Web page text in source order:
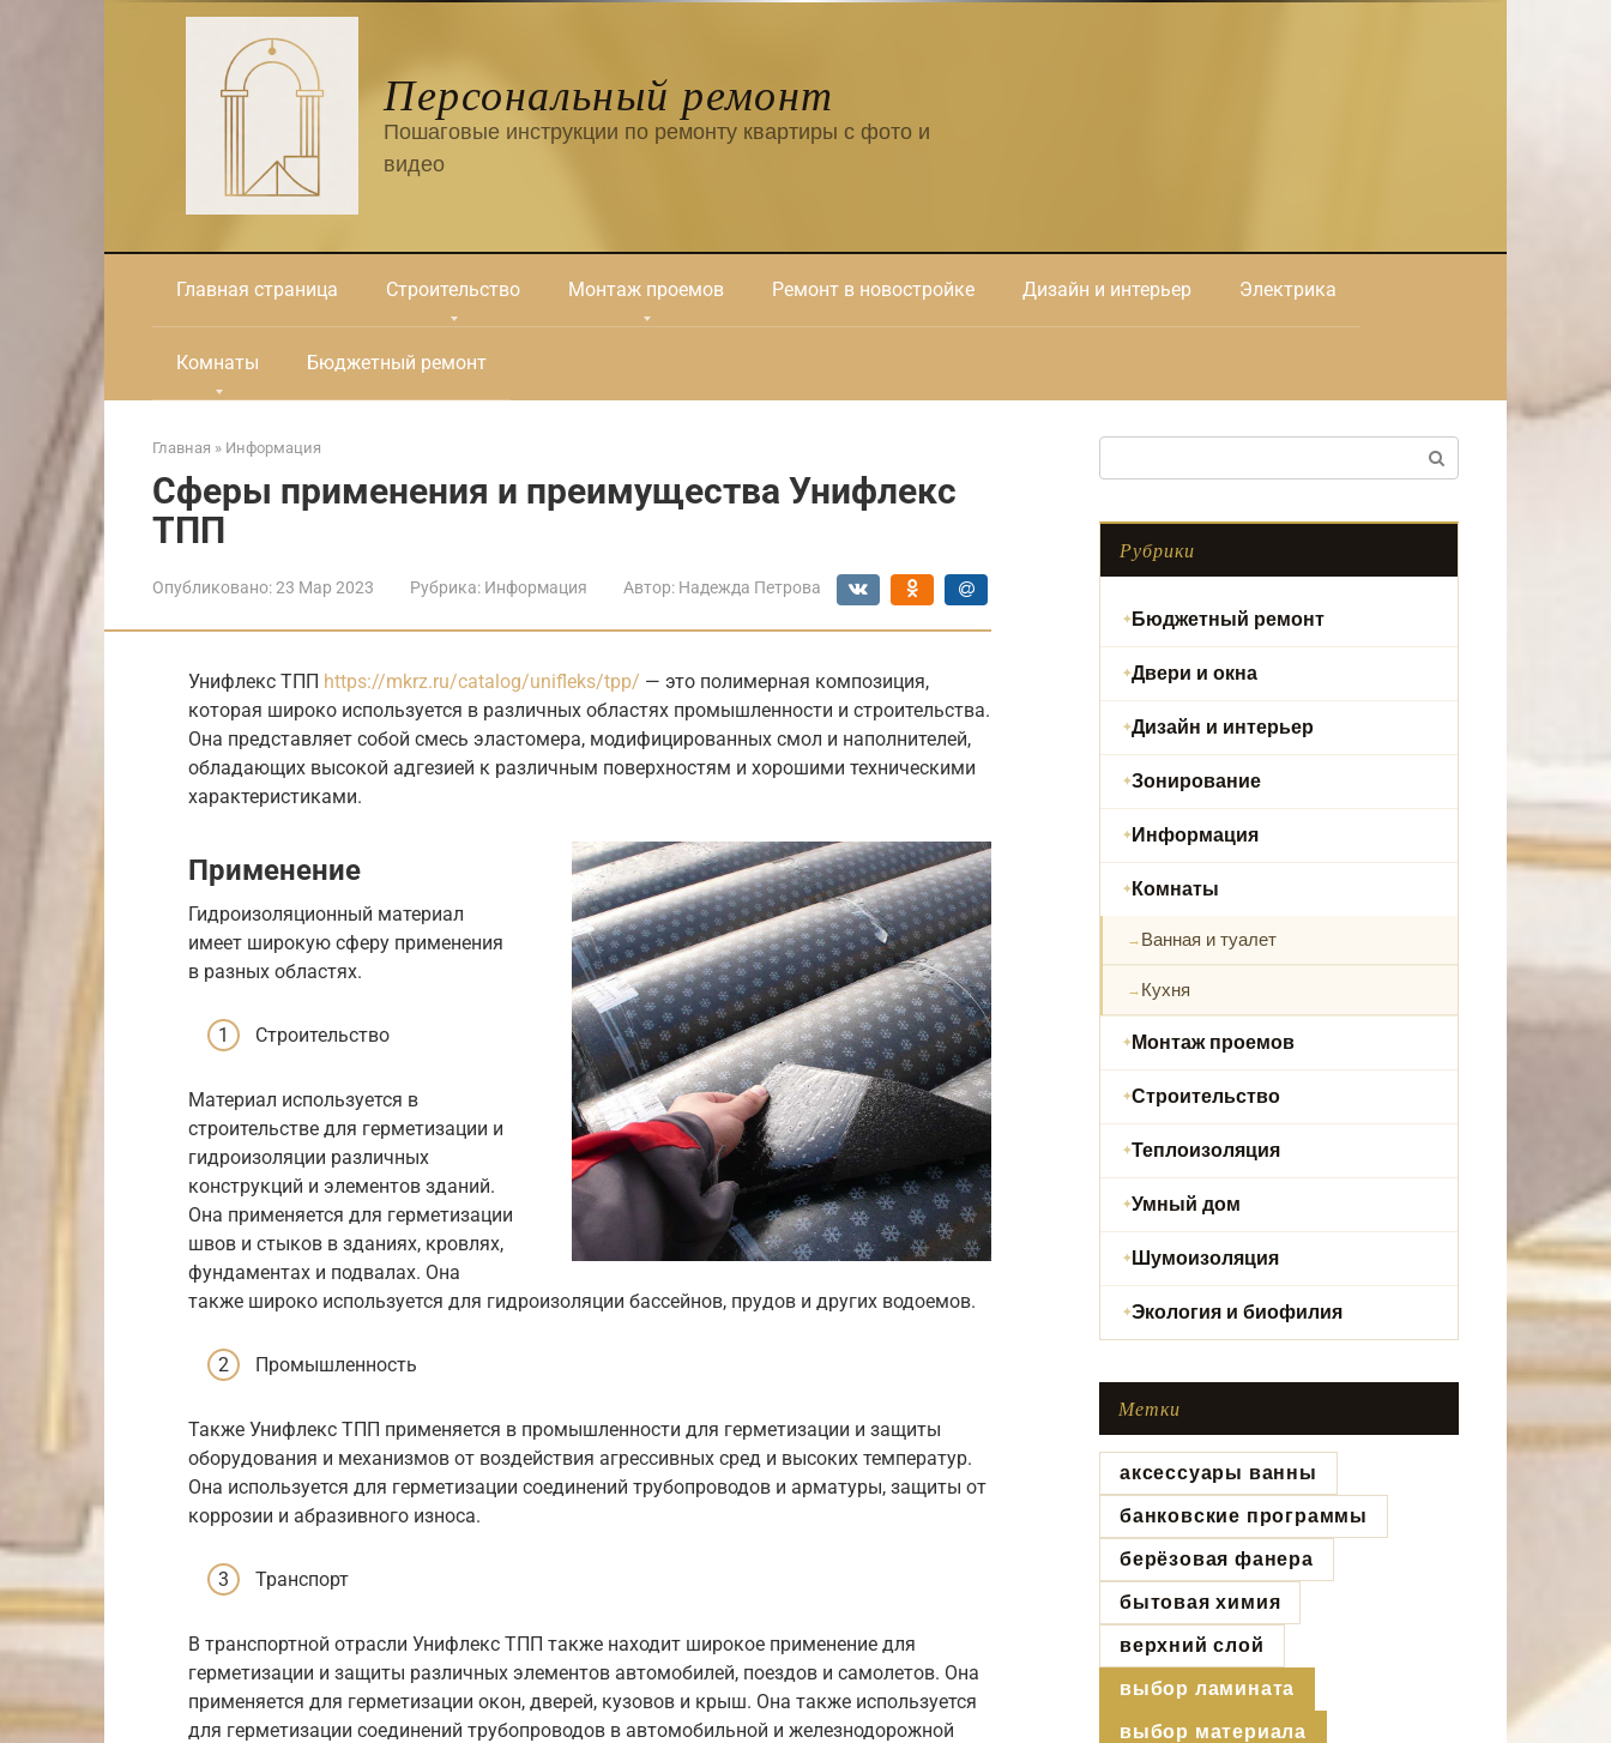
Персональный ремонт
Пошаговые инструкции по ремонту квартиры с фото и
видео
Главная страница Строительство Монтаж проемов Ремонт в новостройке Дизайн и интерьер Электрика
Комнаты Бюджетный ремонт
Главная » Информация
Сферы применения и преимущества Унифлекс
ТПП
Опубликовано:23 Мар 2023 Рубрика: Информация Автор: Надежда Петрова
Унифлекс ТПП https://mkrz.ru/catalog/unifleks/tpp/ — это полимерная композиция,
которая широко используется в различных областях промышленности и строительства.
Она представляет собой смесь эластомера, модифицированных смол и наполнителей,
обладающих высокой адгезией к различным поверхностям и хорошими техническими
характеристиками.
Применение
Гидроизоляционный материал
имеет широкую сферу применения
в разных областях.
Строительство
Материал используется в
строительстве для герметизации и
гидроизоляции различных
конструкций и элементов зданий.
Она применяется для герметизации
швов и стыков в зданиях, кровлях,
фундаментах и подвалах. Она
также широко используется для гидроизоляции бассейнов, прудов и других водоемов.
Промышленность
Также Унифлекс ТПП применяется в промышленности для герметизации и защиты
оборудования и механизмов от воздействия агрессивных сред и высоких температур.
Она используется для герметизации соединений трубопроводов и арматуры, защиты от
коррозии и абразивного износа.
Транспорт
В транспортной отрасли Унифлекс ТПП также находит широкое применение для
герметизации и защиты различных элементов автомобилей, поездов и самолетов. Она
применяется для герметизации окон, дверей, кузовов и крыш. Она также используется
для герметизации соединений трубопроводов в автомобильной и железнодорожной
Рубрики
Бюджетный ремонт
Двери и окна
Дизайн и интерьер
Зонирование
Информация
Комнаты
Ванная и туалет
Кухня
Монтаж проемов
Строительство
Теплоизоляция
Умный дом
Шумоизоляция
Экология и биофилия
Метки
аксессуары ванны
банковские программы
берёзовая фанера
бытовая химия
верхний слой
выбор ламината
выбор материала